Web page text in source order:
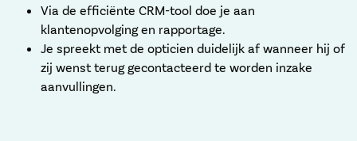
Via de efficiënte CRM-tool doe je aan
klantenopvolging en rapportage.
Je spreekt met de opticien duidelijk af wanneer hij of
zij wenst terug gecontacteerd te worden inzake
aanvullingen.